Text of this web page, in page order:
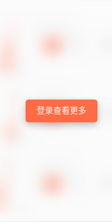
登录查看更多